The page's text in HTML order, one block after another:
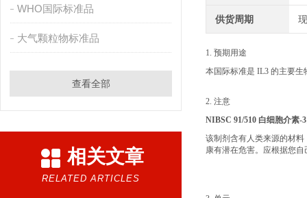
WHO国际标准品
大气颗粒物标准品
查看全部
相关文章
RELATED ARTICLES
供货周期
1. 预期用途
本国际标准是 IL3 的主要生
2. 注意
NIBSC 91/510 白细胞介素-
该制剂含有人类来源的材
康有潜在危害。应根据您